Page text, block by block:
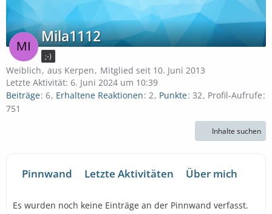
Mila1112
;-)
Weiblich aus Kerpen
Mitglied seit 10. Juni 2013
Letzte Aktivität: 6. Juni 2024 um 10:39
Beiträge 6 Erhaltene Reaktionen 2 Punkte 32 Profil-Aufrufe
751
Inhalte suchen
Pinnwand Letzte Aktivitäten Über mich
Es wurden noch keine Einträge an der Pinnwand verfasst.